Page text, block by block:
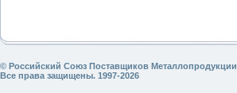
© Российский Союз Поставщиков Металлопродукции
Все права защищены. 1997-2026